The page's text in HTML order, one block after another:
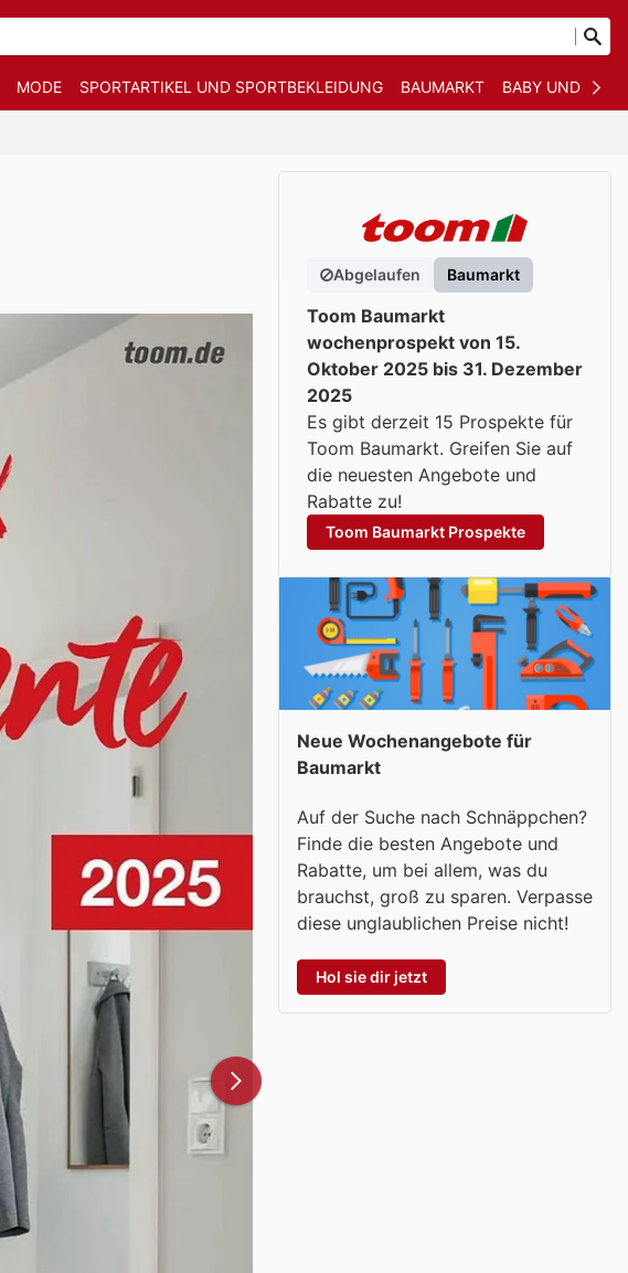
MODE SPORTARTIKEL UND SPORTBEKLEIDUNG BAUMARKT BABY UND KIND
Abgelaufen Baumarkt
Toom Baumarkt
wochenprospekt von 15.
Oktober 2025 bis 31. Dezember
2025
Es gibt derzeit 15 Prospekte für
Toom Baumarkt. Greifen Sie auf
die neuesten Angebote und
Rabatte zu!
Toom Baumarkt Prospekte
Neue Wochenangebote für
Baumarkt
Auf der Suche nach Schnäppchen?
Finde die besten Angebote und
Rabatte, um bei allem, was du
brauchst, groß zu sparen. Verpasse
diese unglaublichen Preise nicht!
Hol sie dir jetzt